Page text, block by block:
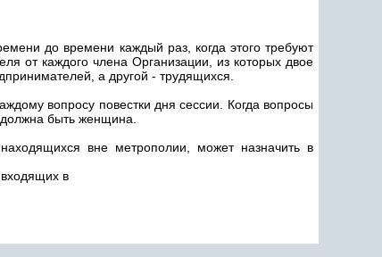
до времени каждый раз, когда этого требуют
от каждого члена Организации, из которых двое
а другой - трудящихся.
вопросу повестки дня сессии. Когда вопросы
быть женщина.
вне метрополии, может назначить в
в